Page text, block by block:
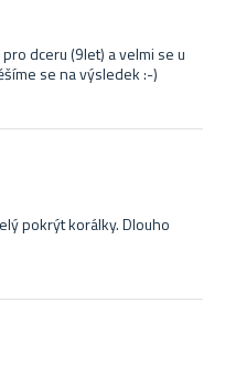
dceru (9let) a velmi se u
se na výsledek :-)
pokrýt korálky. Dlouho